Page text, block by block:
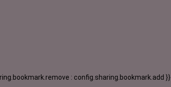
: config.sharing.bookmark.add }}